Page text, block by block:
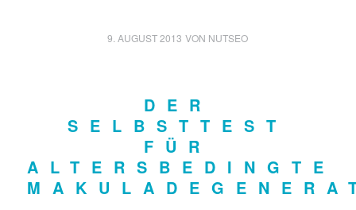
9. AUGUST 2013 VON NUTSEO
DER
SELBSTTEST
FÜR
ALTERSBEDINGTE